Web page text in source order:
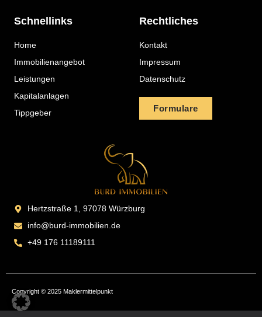
Schnellinks
Home
Immobilienangebot
Leistungen
Kapitalanlagen
Tippgeber
Rechtliches
Kontakt
Impressum
Datenschutz
Formulare
Hertzstraße 1, 97078 Würzburg
info@burd-immobilien.de
+49 176 11189111
Copyright © 2025 Maklermittelpunkt